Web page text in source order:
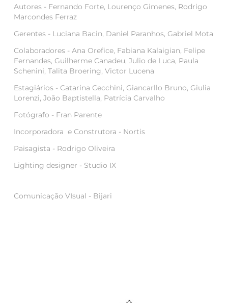
Autores - Fernando Forte, Lourenço Gimenes, Rodrigo
Marcondes Ferraz
Gerentes - Luciana Bacin, Daniel Paranhos, Gabriel Mota
Colaboradores -Ana Orefice, Fabiana Kalaigian, Felipe
Fernandes, Guilherme Canadeu, Julio de Luca, Paula
Schenini, Talita Broering, Victor Lucena
Estagiários - Catarina Cecchini, Giancarllo Bruno, Giulia
Lorenzi, João Baptistella, Patrícia Carvalho
Fotógrafo - Fran Parente
Incorporadora e Construtora - Nortis
Paisagista - Rodrigo Oliveira
Lighting designer - Studio IX
Comunicação VIsual - Bijari